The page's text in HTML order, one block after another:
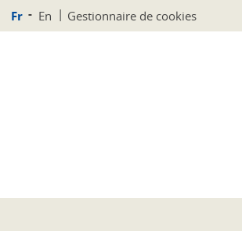
Fr En Gestionnaire de cookies